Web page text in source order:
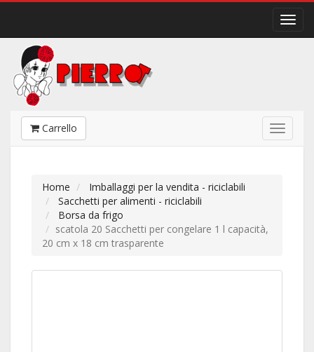
Carrello
Home
Imballaggi per la vendita - riciclabili
Sacchetti per alimenti - riciclabili
Borsa da frigo
scatola 20 Sacchetti per congelare 1 l capacità,
20 cm x 18 cm trasparente